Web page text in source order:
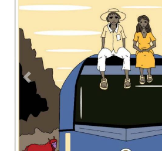
Previous